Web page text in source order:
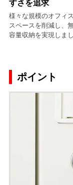
すさを追求
様々な規模のオフィ
スペースを削減し、
容量収納を実現しまし
ポイント